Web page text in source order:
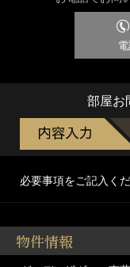
部屋お
必要事項をご記入くだ
物件情報